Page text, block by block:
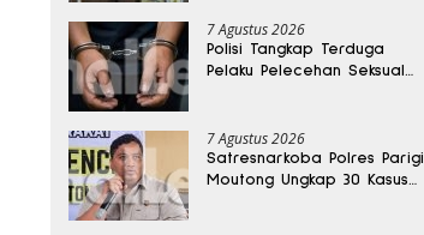
7 Agustus 2026
Polisi Tangkap Terduga
Pelaku Pelecehan Seksual
7 Agustus 2026
Satresnarkoba Polres Parigi
Moutong Ungkap 30 Kasus